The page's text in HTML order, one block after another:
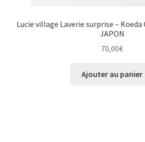
Lucie village Laverie surprise – Koeda
JAPON
70,00€
Ajouter au panier